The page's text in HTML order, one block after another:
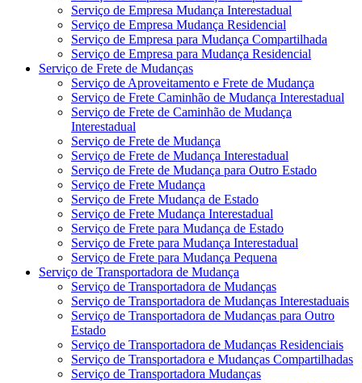
Serviço de Empresa Mudança Interestadual
Serviço de Empresa Mudança Residencial
Serviço de Empresa para Mudança Compartilhada
Serviço de Empresa para Mudança Residencial
Serviço de Frete de Mudanças
Serviço de Aproveitamento e Frete de Mudança
Serviço de Frete Caminhão de Mudança Interestadual
Serviço de Frete de Caminhão de Mudança
Interestadual
Serviço de Frete de Mudança
Serviço de Frete de Mudança Interestadual
Serviço de Frete de Mudança para Outro Estado
Serviço de Frete Mudança
Serviço de Frete Mudança de Estado
Serviço de Frete Mudança Interestadual
Serviço de Frete para Mudança de Estado
Serviço de Frete para Mudança Interestadual
Serviço de Frete para Mudança Pequena
Serviço de Transportadora de Mudança
Serviço de Transportadora de Mudanças
Serviço de Transportadora de Mudanças Interestaduais
Serviço de Transportadora de Mudanças para Outro
Estado
Serviço de Transportadora de Mudanças Residenciais
Serviço de Transportadora e Mudanças Compartilhadas
Serviço de Transportadora Mudanças